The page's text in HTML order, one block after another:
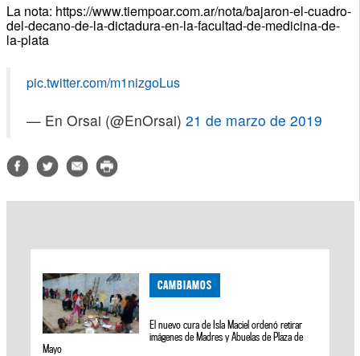
La nota: https://www.tiempoar.com.ar/nota/bajaron-el-cuadro-
del-decano-de-la-dictadura-en-la-facultad-de-medicina-de-
la-plata
pic.twitter.com/m1nizgoLus
— En Orsai (@EnOrsai) 21 de marzo de 2019
CAMBIAMOS
El nuevo cura de Isla Maciel ordenó retirar
imágenes de Madres y Abuelas de Plaza de
Mayo